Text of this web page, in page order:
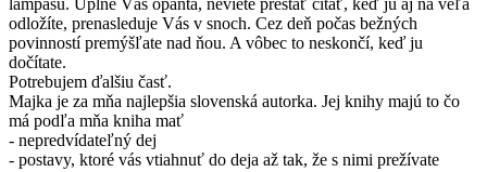
lampášu. Úplne Vás opantá, neviete prestať čítať, keď ju aj na veľa
odložíte, prenasleduje Vás v snoch. Cez deň počas bežných
povinností premýšľate nad ňou. A vôbec to neskončí, keď ju
dočítate.
Potrebujem ďalšiu časť.
Majka je za mňa najlepšia slovenská autorka. Jej knihy majú to čo
má podľa mňa kniha mať
- nepredvídateľný dej
- postavy, ktoré vás vtiahnuť do deja až tak, že s nimi prežívate